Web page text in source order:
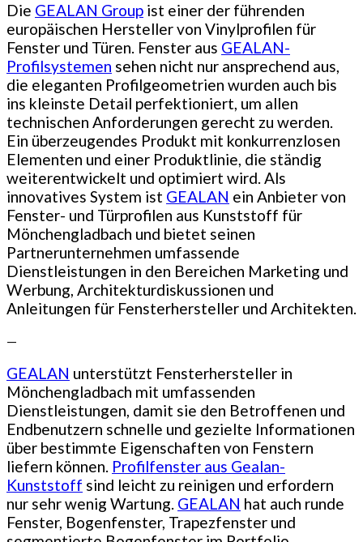
Die GEALAN Group ist einer der führenden
europäischen Hersteller von Vinylprofilen für
Fenster und Türen. Fenster aus GEALAN-
Profilsystemen sehen nicht nur ansprechend aus,
die eleganten Profilgeometrien wurden auch bis
ins kleinste Detail perfektioniert, um allen
technischen Anforderungen gerecht zu werden.
Ein überzeugendes Produkt mit konkurrenzlosen
Elementen und einer Produktlinie, die ständig
weiterentwickelt und optimiert wird. Als
innovatives System ist GEALAN ein Anbieter von
Fenster- und Türprofilen aus Kunststoff für
Mönchengladbach und bietet seinen
Partnerunternehmen umfassende
Dienstleistungen in den Bereichen Marketing und
Werbung, Architekturdiskussionen und
Anleitungen für Fensterhersteller und Architekten.
—
GEALAN unterstützt Fensterhersteller in
Mönchengladbach mit umfassenden
Dienstleistungen, damit sie den Betroffenen und
Endbenutzern schnelle und gezielte Informationen
über bestimmte Eigenschaften von Fenstern
liefern können. Profilfenster aus Gealan-
Kunststoff sind leicht zu reinigen und erfordern
nur sehr wenig Wartung. GEALAN hat auch runde
Fenster, Bogenfenster, Trapezfenster und